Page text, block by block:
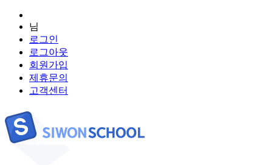
님
로그인
로그아웃
회원가입
제휴문의
고객센터